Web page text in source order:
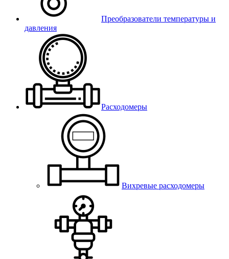
Преобразователи температуры и
давления
Расходомеры
Вихревые расходомеры